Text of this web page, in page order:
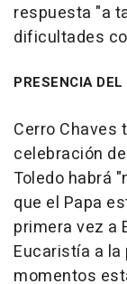
respuesta "a
dificultades
PRESENCIA
Cerro Chaves
celebración
Toledo habrá
que el Papa
primera vez a
Eucaristía a
momentos